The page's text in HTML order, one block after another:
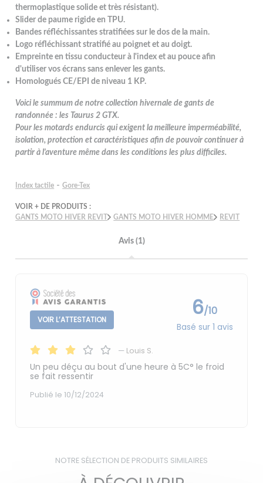
thermoplastique solide et très résistant).
Slider de paume rigide en TPU.
Bandes réfléchissantes stratifiées sur le dos de la main.
Logo réfléchissant stratifié au poignet et au doigt.
Empreinte en tissu conducteur à l'index et au pouce afin
d'utiliser vos écrans sans enlever les gants.
Homologués CE/EPI de niveau 1 KP.
Voici le summum de notre collection hivernale de gants de
randonnée : les Taurus 2 GTX.
Pour les motards endurcis qui exigent la meilleure imperméabilité,
isolation, protection et caractéristiques afin de pouvoir continuer à
partir à l'aventure même dans les conditions les plus difficiles.
Index tactile -Gore-Tex
VOIR + DE PRODUITS :
GANTS MOTO HIVER REVIT
GANTS MOTO HIVER HOMME REVIT
Avis (1)
VOIR L’ATTESTATION 6/10
Basé sur 1 avis
— Louis S.
Un peu déçu au bout d'une heure à 5C° le froid
se fait ressentir
Publié le 10/12/2024
NOTRE SÉLECTION DE PRODUITS SIMILAIRES